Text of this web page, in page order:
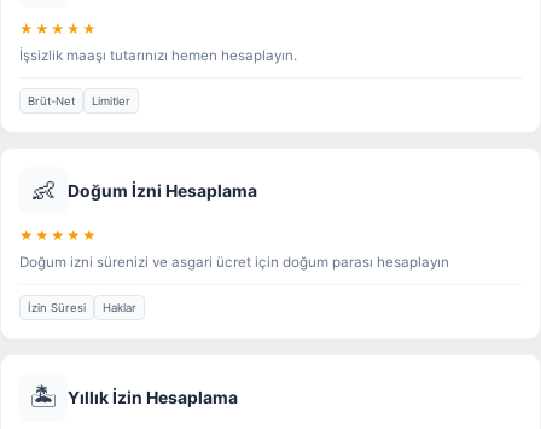
★★★★★
İşsizlik maaşı tutarınızı hemen hesaplayın.
Brüt-Net Limitler
👶 Doğum İzni Hesaplama
★★★★★
Doğum izni sürenizi ve asgari ücret için doğum parası hesaplayın
İzin Süresi Haklar
🏝️ Yıllık İzin Hesaplama